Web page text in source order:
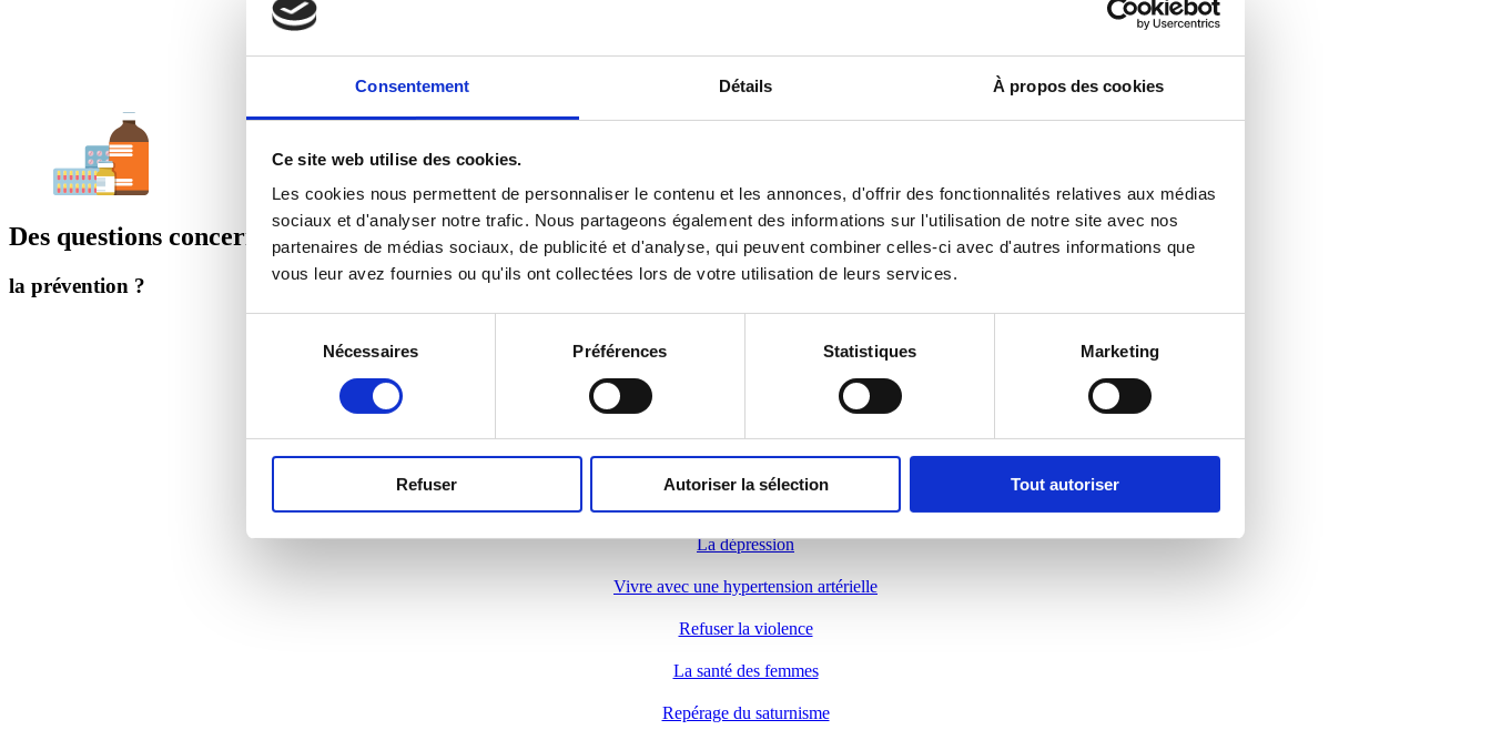
Consentement Détails À propos des cookies
Ce site web utilise des cookies.
Les cookies nous permettent de personnaliser le contenu et les annonces, d'offrir des fonctionnalités relatives aux médias
sociaux et d'analyser notre trafic. Nous partageons également des informations sur l'utilisation de notre site avec nos
partenaires de médias sociaux, de publicité et d'analyse, qui peuvent combiner celles-ci avec d'autres informations que
vous leur avez fournies ou qu'ils ont collectées lors de votre utilisation de leurs services.
consentement
Nécessaires Préférences Statistiques Marketing
Refuser Autoriser la sélection Tout autoriser
Embaucher une aide à domicile :
quel statut ?
Des questions concernant
la prévention ?
Le soutien aux aidants naturels
La dépression
Vivre avec une hypertension artérielle
Refuser la violence
La santé des femmes
Repérage du saturnisme